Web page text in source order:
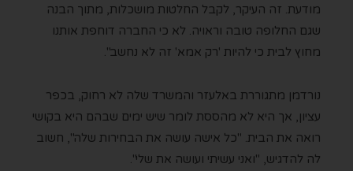
מודעת. זה העיקר, לקבל החלטות מושכלות, מתוך הבנה
שגם החלופה טובה וראויה. לא כי החברה דוחפת אותנו
מחוץ לבית כי להיות 'רק אמא' זה לא נחשב".
נורדמן מתגוררת באלעזר והמשרד שלה לא רחוק, בכפר
עציון, אך היא לא מהססת לומר שיש ימים שבהם היא בקושי
רואה את הבית. "כל אישה עושה את הבחירות שלה", חשוב
לה להדגיש, "ואני עשיתי ועושה את שלי".